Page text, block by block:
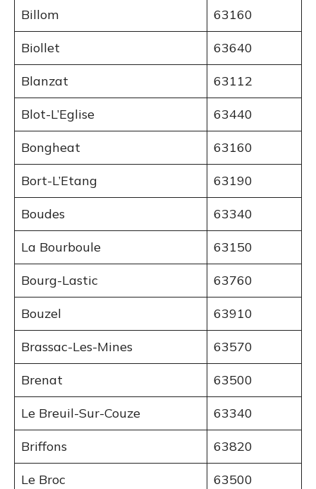
Billom 63160
Biollet 63640
Blanzat 63112
Blot-L’Eglise 63440
Bongheat 63160
Bort-L’Etang 63190
Boudes 63340
La Bourboule 63150
Bourg-Lastic 63760
Bouzel 63910
Brassac-Les-Mines 63570
Brenat 63500
Le Breuil-Sur-Couze 63340
Briffons 63820
Le Broc 63500